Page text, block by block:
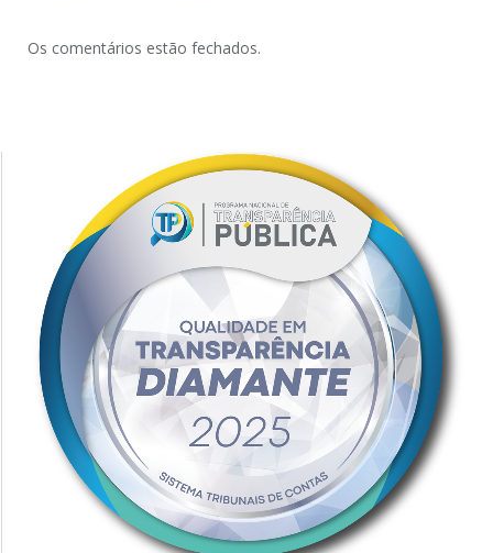
Os comentários estão fechados.